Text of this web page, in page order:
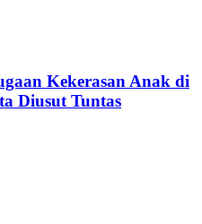
Kekerasan Anak di
Diusut Tuntas